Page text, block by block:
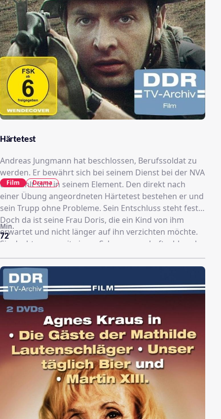
Härtetest
Andreas Jungmann hat beschlossen, Berufssoldat zu
werden. Er bewährt sich bei seinem Dienst bei der NVA
und fühlt sich in seinem Element. Den direkt nach
einer Übung angeordneten Härtetest bestehen er und
sein Trupp ohne Probleme. Sein Entschluss steht fest.
Doch da ist seine Frau Doris, die ein Kind von ihm
erwartet und nicht länger auf ihn verzichten möchte.
Sie droht sogar mit einem Schwangerschaftsabbruch,
sollte Andreas seine Meldung nicht rückgängig
machen. Wie wird er sich entscheiden?.
72
Min.
Film Drama